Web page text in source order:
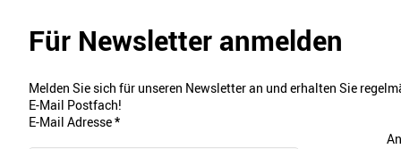
Für Newsletter anmelden
Melden Sie sich für unseren Newsletter an und erhalten Sie
E-Mail Postfach!
E-Mail Adresse*